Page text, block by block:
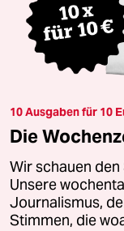
10 Ausgaben für 10
Die
Wir schauen
Unsere
Journalismus,
Stimmen, die